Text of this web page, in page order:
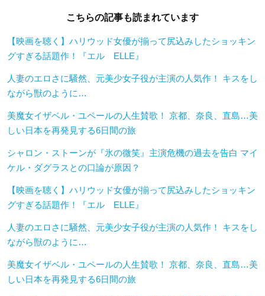
こちらの記事も読まれています
【映画を聴く】ハリウッド女優が揃って尻込みしたショッキン
グすぎる話題作！『エル ELLE』
人妻のエロさに騒然、元美少女子役が主演の人気作！ キスをし
ながら獣のように…
美魔女イザベル・ユペールの人生賛歌！ 京都、奈良、直島…美
しい日本を再発見する6日間の旅
シャロン・ストーンが『氷の微笑』主演危機の過去を告白 マイ
ケル・ダグラスとの口論が原因？
【映画を聴く】ハリウッド女優が揃って尻込みしたショッキン
グすぎる話題作！『エル ELLE』
人妻のエロさに騒然、元美少女子役が主演の人気作！ キスをし
ながら獣のように…
美魔女イザベル・ユペールの人生賛歌！ 京都、奈良、直島…美
しい日本を再発見する6日間の旅